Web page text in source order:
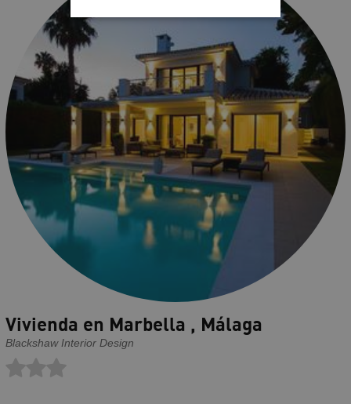
Vivienda en Marbella , Málaga
Blackshaw Interior Design